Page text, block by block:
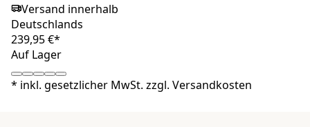
Versand innerhalb
Deutschlands
239,95 €*
Auf Lager
* inkl. gesetzlicher MwSt. zzgl. Versandkosten